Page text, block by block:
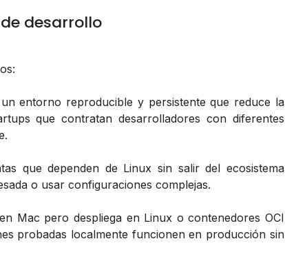
desarrollo
entorno reproducible y persistente que reduce la
que contratan desarrolladores con diferentes
que dependen de Linux sin salir del ecosistema
o usar configuraciones complejas.
Mac pero despliega en Linux o contenedores OCI
probadas localmente funcionen en producción sin